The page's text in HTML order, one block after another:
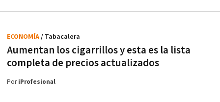
Aumentan los cigarrillos y esta es la lista
completa de precios actualizados
ECONOMÍA/ Tabacalera
PoriProfesional